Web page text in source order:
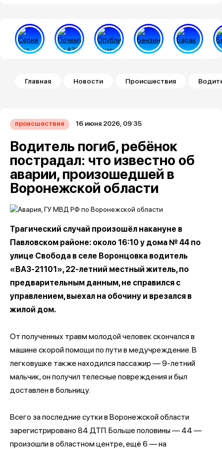
Строка навигации
Главная Новости Происшествия
происшествия 16 июня 2026, 09:35
Водитель погиб, ребёнок
пострадал: что известно об
аварии, произошедшей в
Воронежской области
Трагический случай произошёл накануне в
Павловском районе: около 16:10 у дома № 44 по
улице Свобода в селе Воронцовка водитель
«ВАЗ‑21101», 22‑летний местный житель, по
предварительным данным, не справился с
управлением, выехал на обочину и врезался в
жилой дом.
От полученных травм молодой человек скончался в
машине скорой помощи по пути в медучреждение. В
легковушке также находился пассажир — 9‑летний
мальчик, он получил телесные повреждения и был
доставлен в больницу.
Всего за последние сутки в Воронежской области
зарегистрировано 84 ДТП. Больше половины — 44 —
произошли в областном центре, ещё 6 — на